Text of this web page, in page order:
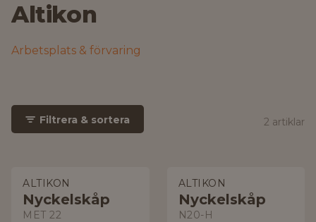
Altikon
Arbetsplats & förvaring
Filtrera & sortera 2 artiklar
ALTIKON
Nyckelskåp
MET 22
ALTIKON
Nyckelskåp
N20-H